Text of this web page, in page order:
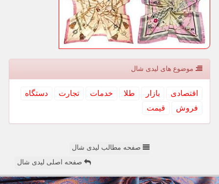
موضوع های لیدی شال
اقتصادی بازار طلا خدمات تجارت
دستگاه
فروش
قیمت
صفحه مطالب لیدی شال
صفحه اصلی لیدی شال